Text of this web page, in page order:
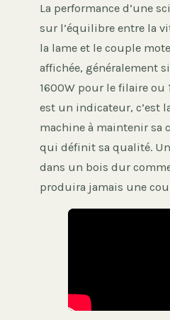
La performance d’une
sur l’équilibre entre la
la lame et le couple
affichée, généralement
1600W pour le filaire ou
est un indicateur, c’est
machine à maintenir sa
qui définit sa qualité.
dans un bois dur
produira jamais une